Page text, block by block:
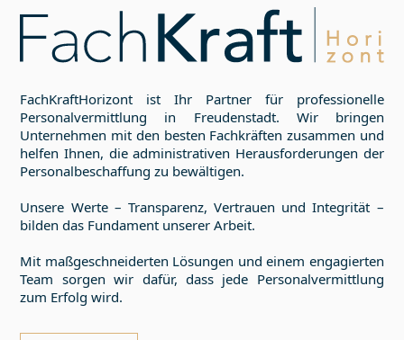
FachKraftHorizont ist Ihr Partner für professionelle
Personalvermittlung in Freudenstadt. Wir bringen
Unternehmen mit den besten Fachkräften zusammen und
helfen Ihnen, die administrativen Herausforderungen der
Personalbeschaffung zu bewältigen.
Unsere Werte – Transparenz, Vertrauen und Integrität –
bilden das Fundament unserer Arbeit.
Mit maßgeschneiderten Lösungen und einem engagierten
Team sorgen wir dafür, dass jede Personalvermittlung
zum Erfolg wird.